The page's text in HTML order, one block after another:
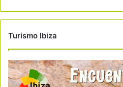
Turismo Ibiza